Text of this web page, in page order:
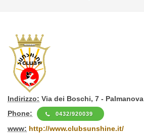
Indirizzo: Via dei Boschi, 7 - Palmanova
Phone:
0432/920039
www: http://www.clubsunshine.it/